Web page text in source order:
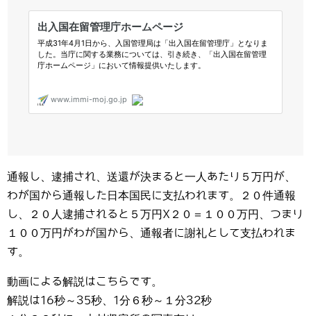
通報し、逮捕され、送還が決まると一人あたり５万円が、
わが国から通報した日本国民に支払われます。２０件通報
し、２０人逮捕されると５万円X２０＝１００万円、つまり
１００万円がわが国から、通報者に謝礼として支払われま
す。
動画による解説はこちらです。
解説は16秒～35秒、1分６秒～１分32秒